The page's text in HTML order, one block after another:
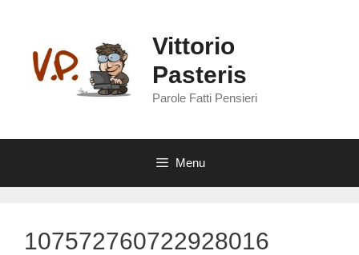
contenuto
Vittorio
Pasteris
Parole Fatti Pensieri
Menu
107572760722928016